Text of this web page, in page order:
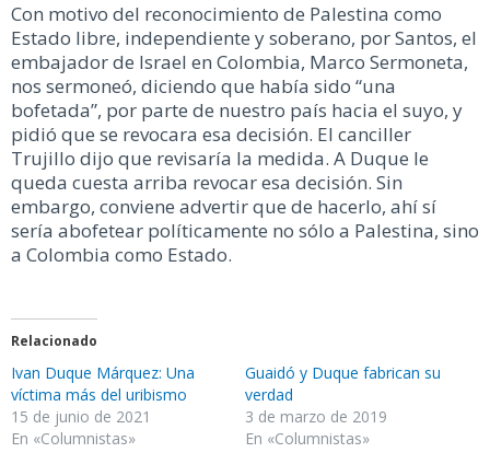
Con motivo del reconocimiento de Palestina como
Estado libre, independiente y soberano, por Santos, el
embajador de Israel en Colombia, Marco Sermoneta,
nos sermoneó, diciendo que había sido “una
bofetada”, por parte de nuestro país hacia el suyo, y
pidió que se revocara esa decisión. El canciller
Trujillo dijo que revisaría la medida. A Duque le
queda cuesta arriba revocar esa decisión. Sin
embargo, conviene advertir que de hacerlo, ahí sí
sería abofetear políticamente no sólo a Palestina, sino
a Colombia como Estado.
Relacionado
Ivan Duque Márquez: Una
víctima más del uribismo
15 de junio de 2021
En «Columnistas»
Guaidó y Duque fabrican su
verdad
3 de marzo de 2019
En «Columnistas»